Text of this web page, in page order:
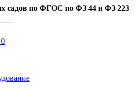
садов по ФГОC по ФЗ 44 и ФЗ 223
0